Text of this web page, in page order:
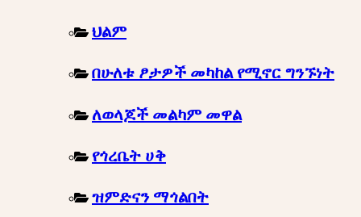
ህልም
በሁለቱ ፆታዎች መካከል የሚኖር ግንኙነት
ለወላጆች መልካም መዋል
የጎረቤት ሀቅ
ዝምድናን ማጎልበት